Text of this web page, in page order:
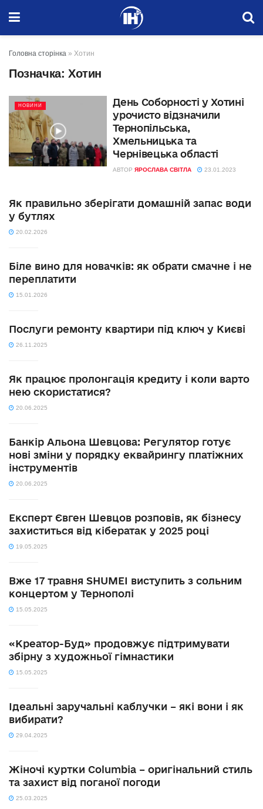
Головна сторінка » Хотин
Позначка: Хотин
НОВИНИ
День Соборності у Хотині
урочисто відзначили
Тернопільська,
Хмельницька та
Чернівецька області
АВТОР ЯРОСЛАВА СВІТЛА 23.01.2023
Як правильно зберігати домашній запас води
у бутлях
20.02.2026
Біле вино для новачків: як обрати смачне і не
переплатити
15.01.2026
Послуги ремонту квартири під ключ у Києві
26.11.2025
Як працює пролонгація кредиту і коли варто
нею скористатися?
20.06.2025
Банкір Альона Шевцова: Регулятор готує
нові зміни у порядку еквайрингу платіжних
інструментів
20.06.2025
Експерт Євген Шевцов розповів, як бізнесу
захиститься від кібератак у 2025 році
19.05.2025
Вже 17 травня SHUMEI виступить з сольним
концертом у Тернополі
15.05.2025
«Креатор-Буд» продовжує підтримувати
збірну з художньої гімнастики
15.05.2025
Ідеальні заручальні каблучки – які вони і як
вибирати?
29.04.2025
Жіночі куртки Columbia – оригінальний стиль
та захист від поганої погоди
25.03.2025